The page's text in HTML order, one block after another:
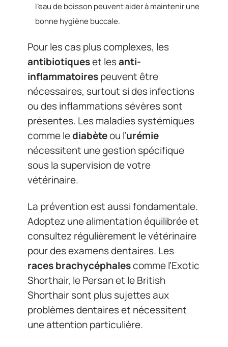
l’eau de boisson peuvent aider à maintenir une
bonne hygiène buccale.
Pour les cas plus complexes, les
antibiotiqueset lesanti-
inflammatoirespeuvent être
nécessaires, surtout si des infections
ou des inflammations sévères sont
présentes. Les maladies systémiques
comme lediabèteou l’urémie
nécessitent une gestion spécifique
sous la supervision de votre
vétérinaire.
La prévention est aussi fondamentale.
Adoptez une alimentation équilibrée et
consultez régulièrement le vétérinaire
pour des examens dentaires. Les
races brachycéphalescomme l’Exotic
Shorthair, le Persan et le British
Shorthair sont plus sujettes aux
problèmes dentaires et nécessitent
une attention particulière.